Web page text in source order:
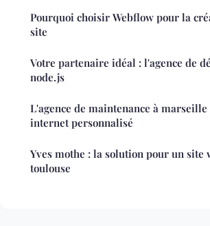
Pourquoi choisir Webflow pour la
site
Votre partenaire idéal : l'agence de
node.js
L'agence de maintenance à
internet personnalisé
Yves mothe : la solution pour un site
toulouse